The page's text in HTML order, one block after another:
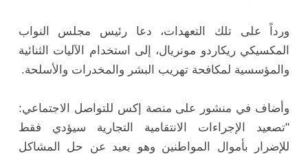
ورداً على تلك التعهدات، دعا رئيس مجلس النواب
المكسيكي ريكاردو مونريال، إلى استخدام الآليات الثنائية
والمؤسسية لمكافحة تهريب البشر والمخدرات والأسلحة.
وأضاف في منشور على منصة إكس للتواصل الاجتماعي:
"تصعيد الإجراءات الانتقامية التجارية سيؤدي فقط
للإضرار بأموال المواطنين وهو بعيد عن حل المشاكل